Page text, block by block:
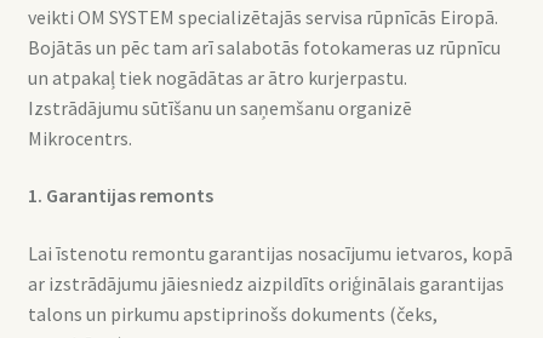
veikti OM SYSTEM specializētajās servisa rūpnīcās Eiropā.
Bojātās un pēc tam arī salabotās fotokameras uz rūpnīcu
un atpakaļ tiek nogādātas ar ātro kurjerpastu.
Izstrādājumu sūtīšanu un saņemšanu organizē
Mikrocentrs.
1. Garantijas remonts
Lai īstenotu remontu garantijas nosacījumu ietvaros, kopā
ar izstrādājumu jāiesniedz aizpildīts oriģinālais garantijas
talons un pirkumu apstiprinošs dokuments (čeks,